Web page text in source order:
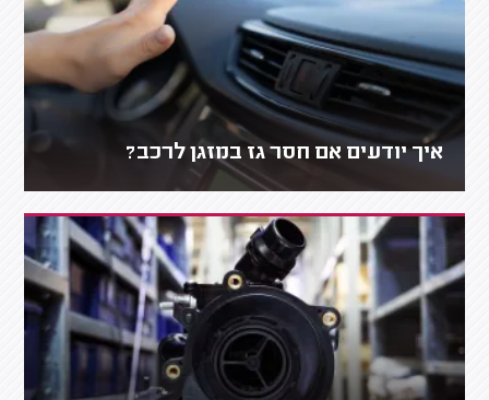
איך יודעים אם חסר גז במזגן לרכב?